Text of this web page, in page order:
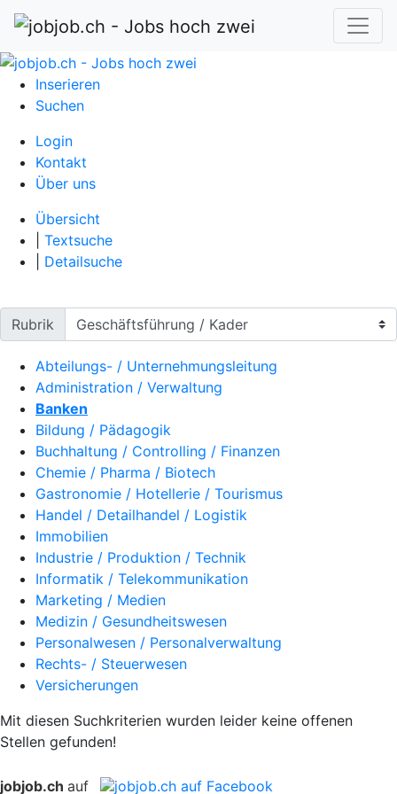
Inserieren
Suchen
Login
Kontakt
Über uns
Übersicht
Textsuche
Detailsuche
Rubrik
Abteilungs- / Unternehmungsleitung
Administration / Verwaltung
Banken
Bildung / Pädagogik
Buchhaltung / Controlling / Finanzen
Chemie / Pharma / Biotech
Gastronomie / Hotellerie / Tourismus
Handel / Detailhandel / Logistik
Immobilien
Industrie / Produktion / Technik
Informatik / Telekommunikation
Marketing / Medien
Medizin / Gesundheitswesen
Personalwesen / Personalverwaltung
Rechts- / Steuerwesen
Versicherungen
Mit diesen Suchkriterien wurden leider keine offenen
Stellen gefunden!
jobjob.ch auf